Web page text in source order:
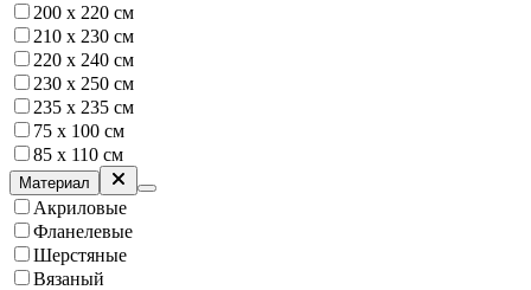
200 х 220 см
210 х 230 см
220 х 240 см
230 х 250 см
235 х 235 см
75 х 100 см
85 х 110 см
Материал
Акриловые
Фланелевые
Шерстяные
Вязаный